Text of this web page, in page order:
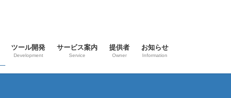
ツール開発
Development
サービス案内
Service
提供者
Owner
お知らせ
Information